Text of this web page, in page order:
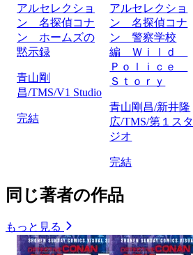
アルセレクショ
ン 名探偵コナ
ン ホームズの
黙示録
青山剛
昌/TMS/V1 Studio
完結
アルセレクショ
ン 名探偵コナ
ン 警察学校
編 Ｗｉｌｄ
Ｐｏｌｉｃｅ
Ｓｔｏｒｙ
青山剛昌/新井隆
広/TMS/第１スタ
ジオ
完結
同じ著者の作品
もっと見る